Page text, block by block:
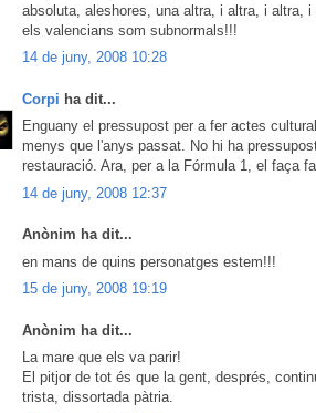
absoluta, aleshores, una altra, i altra, i altra,
els valencians som subnormals!!!
14 de juny, 2008 10:28
Corpi ha dit...
Enguany el pressupost per a fer actes
menys que l'anys passat. No hi ha
restauració. Ara, per a la Fórmula 1, el faça
14 de juny, 2008 12:37
Anònim ha dit...
en mans de quins personatges estem!!!
15 de juny, 2008 19:19
Anònim ha dit...
La mare que els va parir!
El pitjor de tot és que la gent, després,
trista, dissortada pàtria.